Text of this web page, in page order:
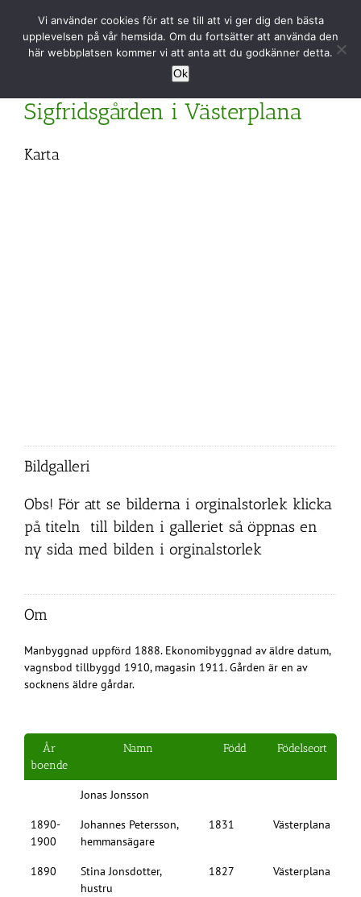
innehållet
Sigfridsgården i Västerplana
Karta
Bildgalleri
Obs! För att se bilderna i orginalstorlek klicka
på titeln till bilden i galleriet så öppnas en
ny sida med bilden i orginalstorlek
Om
Manbyggnad uppförd 1888. Ekonomibyggnad av äldre datum,
vagnsbod tillbyggd 1910, magasin 1911. Gården är en av
socknens äldre gårdar.
År
boende
Namn Född Födelseort
Jonas Jonsson
1890-
1900
Johannes Petersson,
hemmansägare
1831 Västerplana
1890
Stina Jonsdotter,
hustru
1827 Västerplana
Vi använder cookies för att se till att vi ger dig den bästa
upplevelsen på vår hemsida. Om du fortsätter att använda den
här webbplatsen kommer vi att anta att du godkänner detta.
Ok